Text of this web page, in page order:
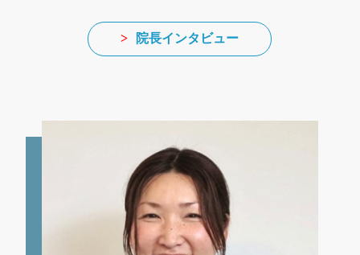
> 院長インタビュー